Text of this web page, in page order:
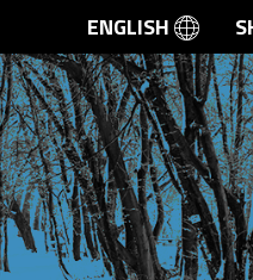
ENGLISH